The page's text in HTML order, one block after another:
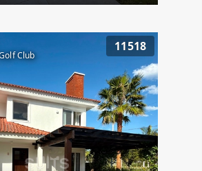
Club
11518